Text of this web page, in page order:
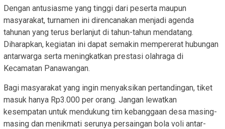
Dengan antusiasme yang tinggi dari peserta maupun
masyarakat, turnamen ini direncanakan menjadi agenda
tahunan yang terus berlanjut di tahun-tahun mendatang.
Diharapkan, kegiatan ini dapat semakin mempererat hubungan
antarwarga serta meningkatkan prestasi olahraga di
Kecamatan Panawangan.
Bagi masyarakat yang ingin menyaksikan pertandingan, tiket
masuk hanya Rp3.000 per orang. Jangan lewatkan
kesempatan untuk mendukung tim kebanggaan desa masing-
masing dan menikmati serunya persaingan bola voli antar-